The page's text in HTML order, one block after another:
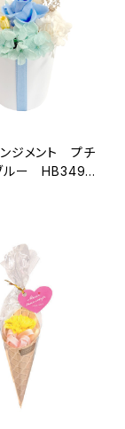
ンジメント プチ
ルー HB3495